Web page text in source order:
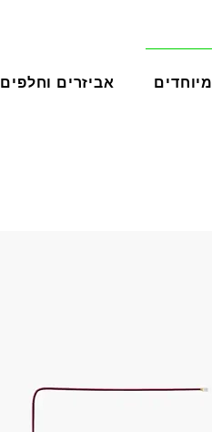
אביזרים וחלפים מיוחדים